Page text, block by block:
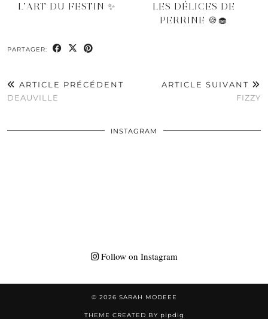
L’ART DU FESTIN ✨
LES DÉLICES DE
PERRINE 🍪🧁
PARTAGER:
ARTICLE PRÉCÉDENT
DEAUVILLE
ARTICLE SUIVANT
FIZZY
INSTAGRAM
Follow on Instagram
© 2026 SARAH MODEEE
THEME CREATED BY pipdig